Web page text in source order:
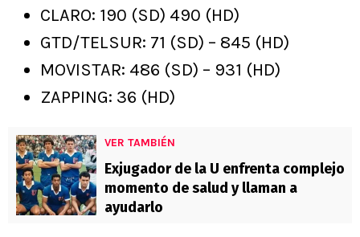
CLARO: 190 (SD) 490 (HD)
GTD/TELSUR: 71 (SD) – 845 (HD)
MOVISTAR: 486 (SD) – 931 (HD)
ZAPPING: 36 (HD)
VER TAMBIÉN
Exjugador de la U enfrenta complejo
momento de salud y llaman a
ayudarlo